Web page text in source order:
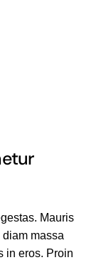
Mauris
massa
in eros. Proin